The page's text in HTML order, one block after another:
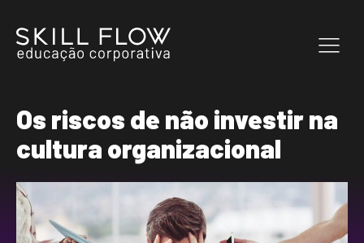
Os riscos de não investir na
cultura organizacional